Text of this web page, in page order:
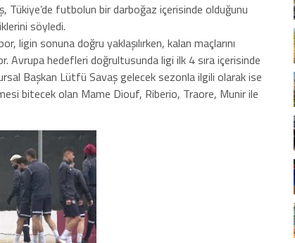
Tükiye’de futbolun bir darboğaz içerisinde olduğunu
söyledi.
ligin sonuna doğru yaklaşılırken, kalan maçlarını
Avrupa hedefleri doğrultusunda ligi ilk 4 sıra içerisinde
Başkan Lütfü Savaş gelecek sezonla ilgili olarak ise
bitecek olan Mame Diouf, Riberio, Traore, Munir ile